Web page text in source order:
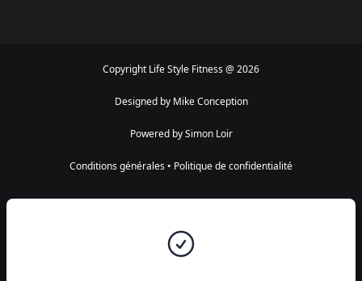
Copyright Life Style Fitness @ 2026
Designed by Mike Conception
Powered by Simon Loir
Conditions générales • Politique de confidentialité